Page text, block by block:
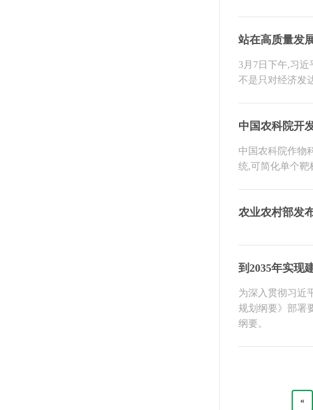
站在高质量发
3月7日下午,习
不是只对经济发
中国农科院开
中国农科院作物
统,可简化单个靶
农业农村部发
到2035年实现
为深入贯彻习近
规划纲要》部署
纲要。
«